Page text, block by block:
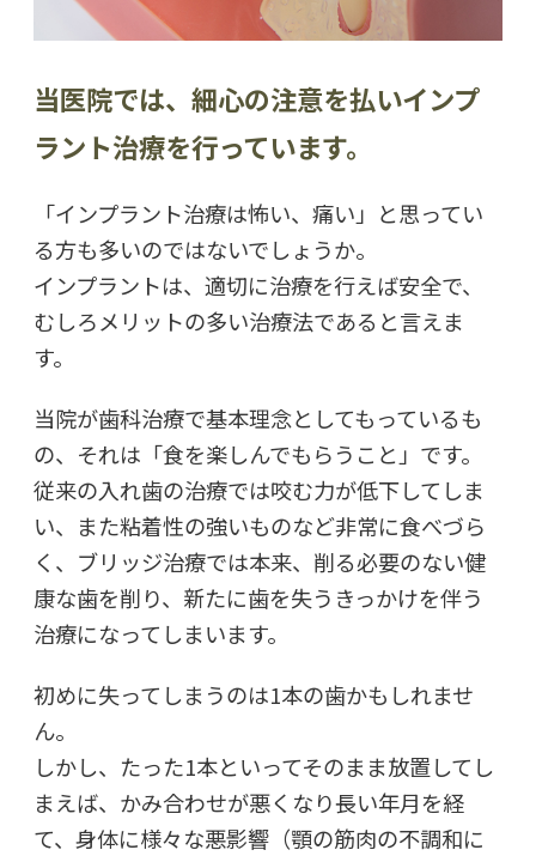
当医院では、細心の注意を払いインプ
ラント治療を行っています。
「インプラント治療は怖い、痛い」と思ってい
る方も多いのではないでしょうか。
インプラントは、適切に治療を行えば安全で、
むしろメリットの多い治療法であると言えま
す。
当院が歯科治療で基本理念としてもっているも
の、それは「食を楽しんでもらうこと」です。
従来の入れ歯の治療では咬む力が低下してしま
い、また粘着性の強いものなど非常に食べづら
く、ブリッジ治療では本来、削る必要のない健
康な歯を削り、新たに歯を失うきっかけを伴う
治療になってしまいます。
初めに失ってしまうのは1本の歯かもしれませ
ん。
しかし、たった1本といってそのまま放置してし
まえば、かみ合わせが悪くなり長い年月を経
て、身体に様々な悪影響（顎の筋肉の不調和に